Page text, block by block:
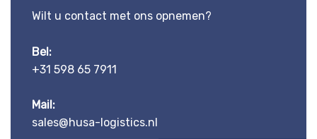
Wilt u contact met ons opnemen?
Bel:
+31 598 65 7911
Mail:
sales@husa-logistics.nl